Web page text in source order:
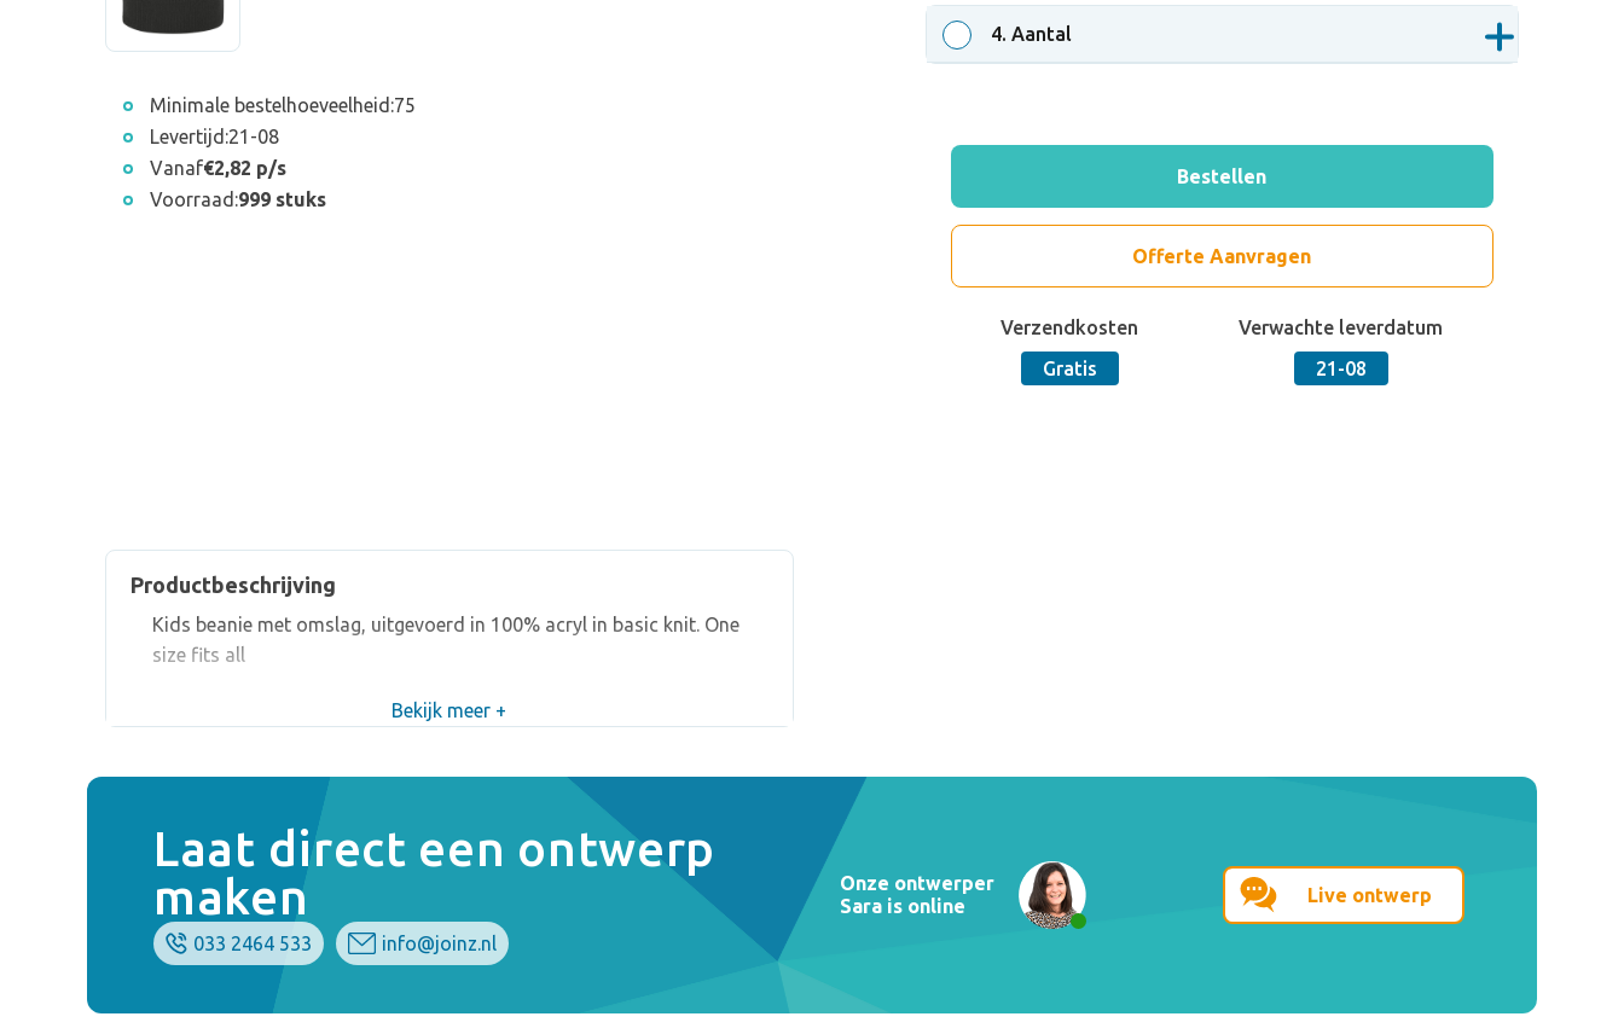
Minimale bestelhoeveelheid:75
Levertijd:21-08
Vanaf€2,82 p/s
Voorraad:999 stuks
4. Aantal
Bestellen
Offerte Aanvragen
Verzendkosten
Gratis
Verwachte leverdatum
21-08
Productbeschrijving
Kids beanie met omslag, uitgevoerd in 100% acryl in basic knit. One
size fits all
Bekijk meer +
Laat direct een ontwerp
maken
033 2464 533 info@joinz.nl
Onze ontwerper
Sara is online
Live ontwerp